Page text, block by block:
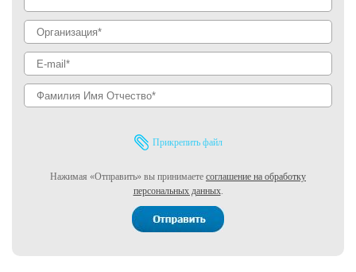
Прикрепить файл
Нажимая «Отправить» вы принимаете соглашение на обработку
персональных данных.